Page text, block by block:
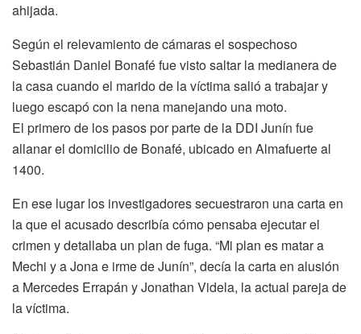
ahijada.
Según el relevamiento de cámaras el sospechoso
Sebastián Daniel Bonafé fue visto saltar la medianera de
la casa cuando el marido de la víctima salió a trabajar y
luego escapó con la nena manejando una moto.
El primero de los pasos por parte de la DDI Junín fue
allanar el domicilio de Bonafé, ubicado en Almafuerte al
1400.
En ese lugar los investigadores secuestraron una carta en
la que el acusado describía cómo pensaba ejecutar el
crimen y detallaba un plan de fuga. “Mi plan es matar a
Mechi y a Jona e irme de Junín”, decía la carta en alusión
a Mercedes Errapán y Jonathan Videla, la actual pareja de
la víctima.